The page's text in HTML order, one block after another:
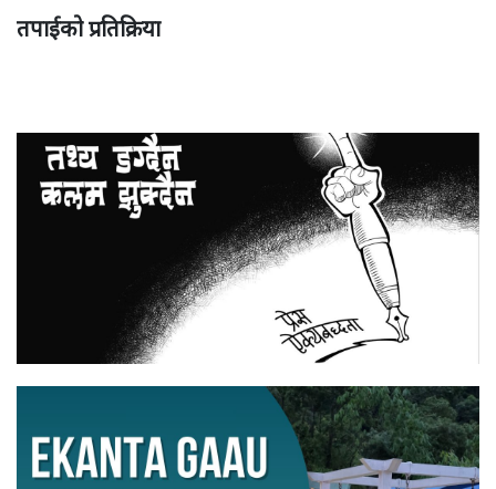
तपाईको प्रतिक्रिया